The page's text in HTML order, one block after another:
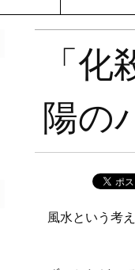
「
陽の
風水という考